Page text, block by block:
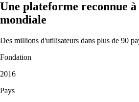
Une plateforme reconnue
mondiale
Des millions d'utilisateurs dans plus de 90
Fondation
2016
Pays